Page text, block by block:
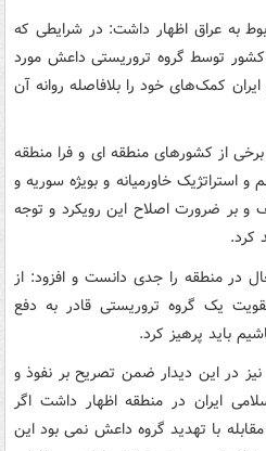
به عراق اظهار داشت: در شرایطی که
توسط گروه تروریستی داعش مورد
کمک‌های خود را بلافاصله روانه آن
از کشورهای منطقه ای و فرا منطقه
استراتژیک خاورمیانه و بویژه سوریه و
و بر ضرورت اصلاح این رویکرد و توجه
کرد.
در منطقه را جدی دانست و افزود: از
یک گروه تروریستی قادر به دفع
باید پرهیز کرد.
نیز در این دیدار ضمن تصریح بر نفوذ و
ایران در منطقه اظهار داشت اگر
با تهدید گروه داعش نمی بود این